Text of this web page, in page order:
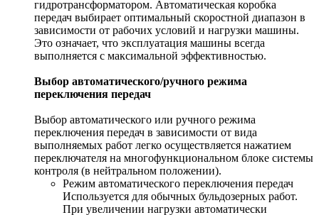
гидротрансформатором. Автоматическая коробка
передач выбирает оптимальный скоростной диапазон в
зависимости от рабочих условий и нагрузки машины.
Это означает, что эксплуатация машины всегда
выполняется с максимальной эффективностью.
Выбор автоматического/ручного режима
переключения передач
Выбор автоматического или ручного режима
переключения передач в зависимости от вида
выполняемых работ легко осуществляется нажатием
переключателя на многофункциональном блоке системы
контроля (в нейтральном положении).
Режим автоматического переключения передач
Используется для обычных бульдозерных работ.
При увеличении нагрузки автоматически